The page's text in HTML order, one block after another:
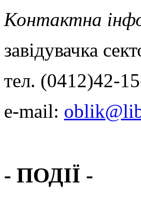
Контактна
завідувачка
тел. (0412)42-
e-mail:
- ПОДІЇ -